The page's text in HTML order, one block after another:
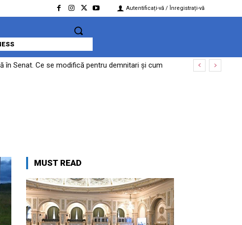
Autentificați-vă / Înregistrați-vă
în Senat. Ce se modifică pentru demnitari și cum
MUST READ